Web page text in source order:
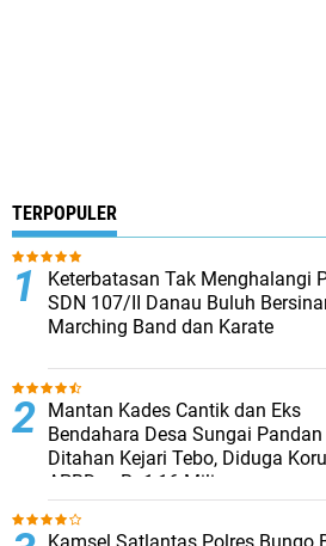
TERPOPULER
Keterbatasan Tak Menghalangi
SDN 107/II Danau Buluh
Marching Band dan Karate
Mantan Kades Cantik dan Eks
Bendahara Desa Sungai Pandan
Ditahan Kejari Tebo, Diduga
APBDes Rp1,16 Miliar